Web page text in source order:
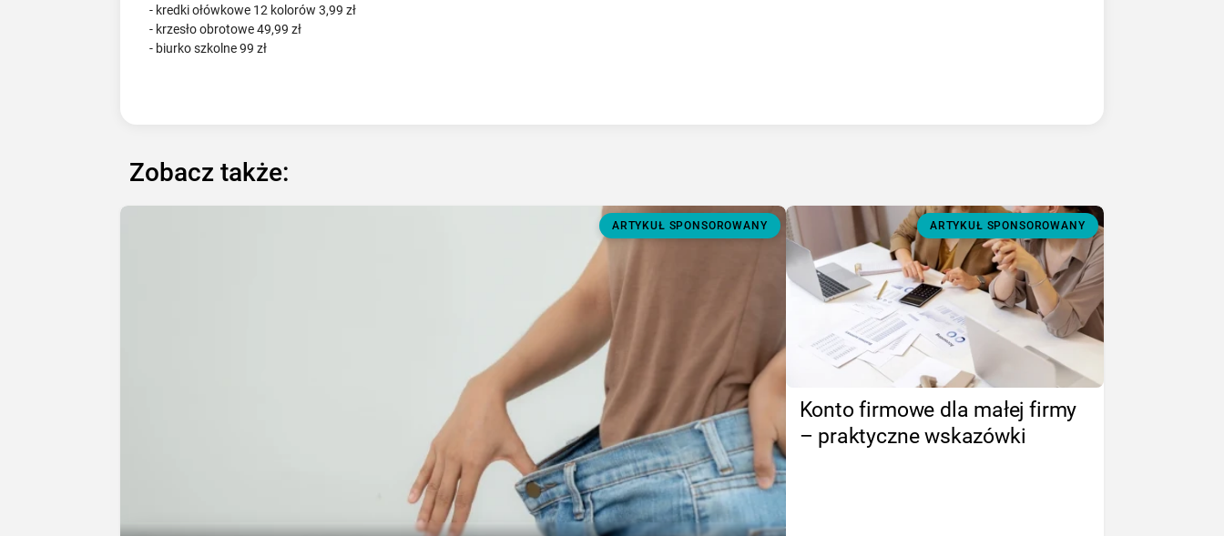
- kredki ołówkowe 12 kolorów 3,99 zł
- krzesło obrotowe 49,99 zł
- biurko szkolne 99 zł
Zobacz także:
ARTYKUŁ SPONSOROWANY ARTYKUŁ SPONSOROWANY
Konto firmowe dla małej firmy
– praktyczne wskazówki